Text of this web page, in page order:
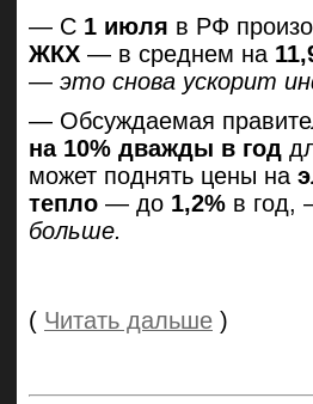
— С 1 июля в РФ
ЖКХ — в среднем на
— это снова ускорит
— Обсуждаемая
на 10% дважды в год
может поднять цены на
тепло — до 1,2% в
больше.
( Читать дальше )